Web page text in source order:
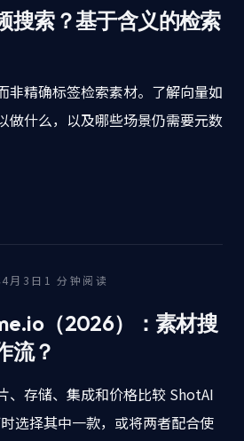
搜索？基于含义的检索
非精确标签检索素材。了解向量如
做什么，以及哪些场景仍需要元数
月3日 1 分钟阅读
（2026）：素材搜
流？
、存储、集成和价格比较 ShotAI
选择其中一款，或将两者配合使